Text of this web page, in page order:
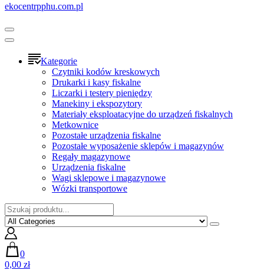
ekocentrpphu.com.pl
Kategorie
Czytniki kodów kreskowych
Drukarki i kasy fiskalne
Liczarki i testery pieniędzy
Manekiny i ekspozytory
Materiały eksploatacyjne do urządzeń fiskalnych
Metkownice
Pozostałe urządzenia fiskalne
Pozostałe wyposażenie sklepów i magazynów
Regały magazynowe
Urządzenia fiskalne
Wagi sklepowe i magazynowe
Wózki transportowe
0
0,00 zł